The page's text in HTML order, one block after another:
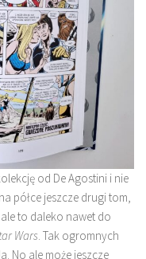
od De Agostini i nie
półce jeszcze drugi tom,
to daleko nawet do
Wars. Tak ogromnych
No ale może jeszcze